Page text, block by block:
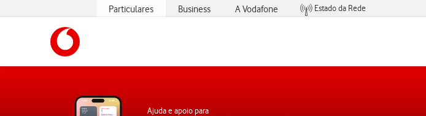
Particulares Business A Vodafone
Estado da Rede
Ajuda e apoio para